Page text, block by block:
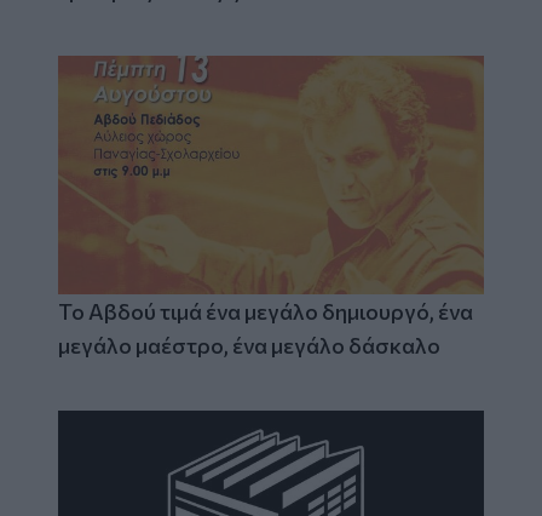
Το Αβδού τιμά ένα μεγάλο δημιουργό, ένα
μεγάλο μαέστρο, ένα μεγάλο δάσκαλο